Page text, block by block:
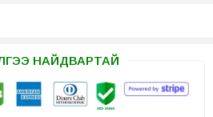
НАЙДВАРТАЙ